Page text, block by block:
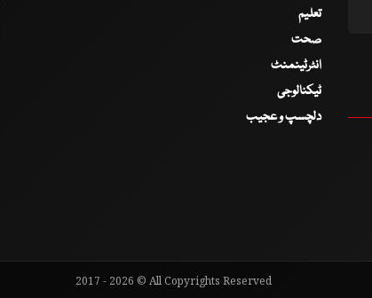
تعلیم
صحت
انٹرٹینمنٹ
ٹیکنالوجی
دلچسپ و عجیب
2017 - 2026 © All Copyrights Reserved